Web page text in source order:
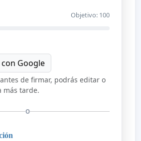
Objetivo: 100
Google
de firmar, podrás editar o
más tarde.
O